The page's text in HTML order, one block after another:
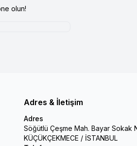
olun!
Adres & İletişim
Adres
Söğütlü Çeşme Mah. Bayar Sokak
KÜÇÜKÇEKMECE / İSTANBUL